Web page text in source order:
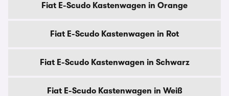
Fiat E-Scudo Kastenwagen in Orange
Fiat E-Scudo Kastenwagen in Rot
Fiat E-Scudo Kastenwagen in Schwarz
Fiat E-Scudo Kastenwagen in Weiß